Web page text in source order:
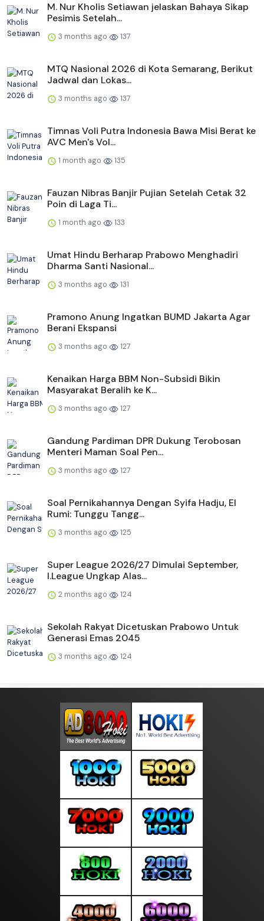
M. Nur Kholis Setiawan jelaskan Bahaya Sikap
Pesimis Setelah...
3 months ago 137
MTQ Nasional 2026 di Kota Semarang, Berikut
Jadwal dan Lokas...
3 months ago 137
Timnas Voli Putra Indonesia Bawa Misi Berat ke
AVC Men's Vol...
1 month ago 135
Fauzan Nibras Banjir Pujian Setelah Cetak 32
Poin di Laga Ti...
1 month ago 133
Umat Hindu Berharap Prabowo Menghadiri
Dharma Santi Nasional...
3 months ago 131
Pramono Anung Ingatkan BUMD Jakarta Agar
Berani Ekspansi
3 months ago 127
Kenaikan Harga BBM Non-Subsidi Bikin
Masyarakat Beralih ke K...
3 months ago 127
Gandung Pardiman DPR Dukung Terobosan
Menteri Maman Soal Pen...
3 months ago 127
Soal Pernikahannya Dengan Syifa Hadju, El
Rumi: Tunggu Tangg...
3 months ago 125
Super League 2026/27 Dimulai September,
I.League Ungkap Alas...
2 months ago 124
Sekolah Rakyat Dicetuskan Prabowo Untuk
Generasi Emas 2045
3 months ago 124